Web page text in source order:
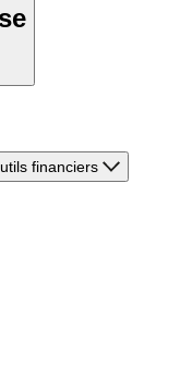
financiers